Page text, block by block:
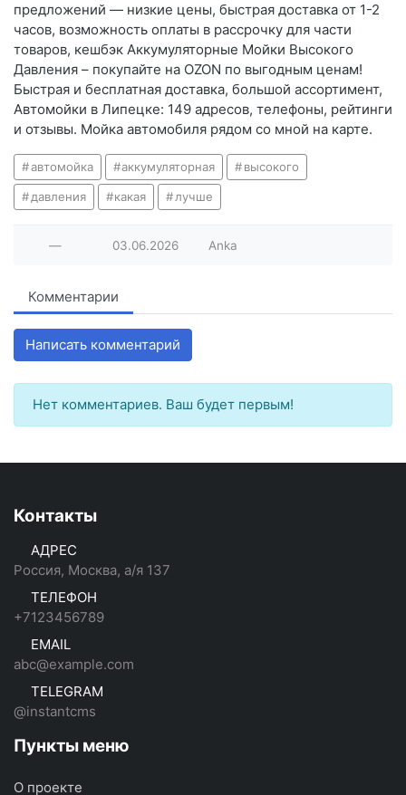
предложений — низкие цены, быстрая доставка от 1-2
часов, возможность оплаты в рассрочку для части
товаров, кешбэк Аккумуляторные Мойки Высокого
Давления – покупайте на OZON по выгодным ценам!
Быстрая и бесплатная доставка, большой ассортимент,
Автомойки в Липецке: 149 адресов, телефоны, рейтинги
и отзывы. Мойка автомобиля рядом со мной на карте.
автомойка аккумуляторная высокого
давления какая лучше
— 03.06.2026 Anka
Комментарии
Написать комментарий
Нет комментариев. Ваш будет первым!
Контакты
АДРЕС
Россия, Москва, а/я 137
ТЕЛЕФОН
+7123456789
EMAIL
abc@example.com
TELEGRAM
@instantcms
Пункты меню
О проекте